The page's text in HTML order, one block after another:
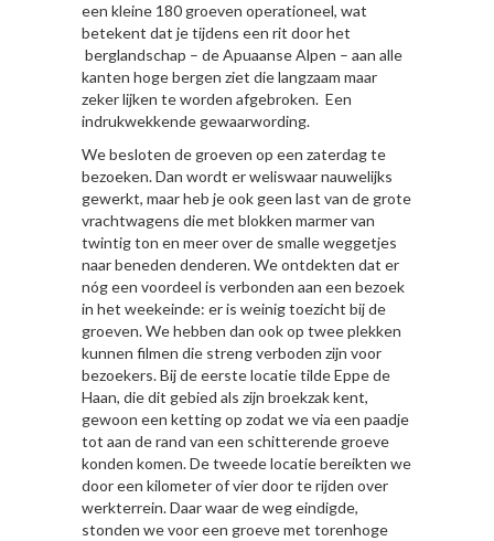
een kleine 180 groeven operationeel, wat
betekent dat je tijdens een rit door het
berglandschap – de Apuaanse Alpen – aan alle
kanten hoge bergen ziet die langzaam maar
zeker lijken te worden afgebroken. Een
indrukwekkende gewaarwording.
We besloten de groeven op een zaterdag te
bezoeken. Dan wordt er weliswaar nauwelijks
gewerkt, maar heb je ook geen last van de grote
vrachtwagens die met blokken marmer van
twintig ton en meer over de smalle weggetjes
naar beneden denderen. We ontdekten dat er
nóg een voordeel is verbonden aan een bezoek
in het weekeinde: er is weinig toezicht bij de
groeven. We hebben dan ook op twee plekken
kunnen filmen die streng verboden zijn voor
bezoekers. Bij de eerste locatie tilde Eppe de
Haan, die dit gebied als zijn broekzak kent,
gewoon een ketting op zodat we via een paadje
tot aan de rand van een schitterende groeve
konden komen. De tweede locatie bereikten we
door een kilometer of vier door te rijden over
werkterrein. Daar waar de weg eindigde,
stonden we voor een groeve met torenhoge